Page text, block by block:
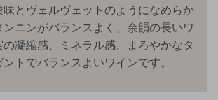
味とヴェルヴェットのようになめらか
ニンがバランスよく、余韻の長いワ
凝縮感、ミネラル感、まろやかなタ
トでバランスよいワインです。